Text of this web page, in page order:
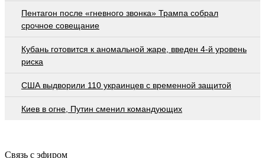
Пентагон после «гневного звонка» Трампа собрал
срочное совещание
Кубань готовится к аномальной жаре, введен 4-й уровень
риска
США выдворили 110 украинцев с временной защитой
Киев в огне, Путин сменил командующих
Связь с эфиром